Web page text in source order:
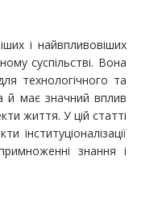
і найвпливовіших
суспільстві. Вона
технологічного та
й має значний вплив
життя. У цій статті
інституціоналізації
знання і